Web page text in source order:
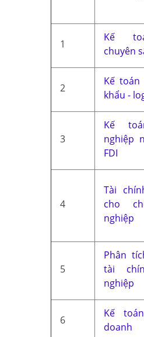
1
Kế
chuyên
2
Kế toán
khẩu -
3
Kế
nghiệp
FDI
4
Tài
cho
nghiệp
5
Phân
tài
nghiệp
6
Kế
doanh